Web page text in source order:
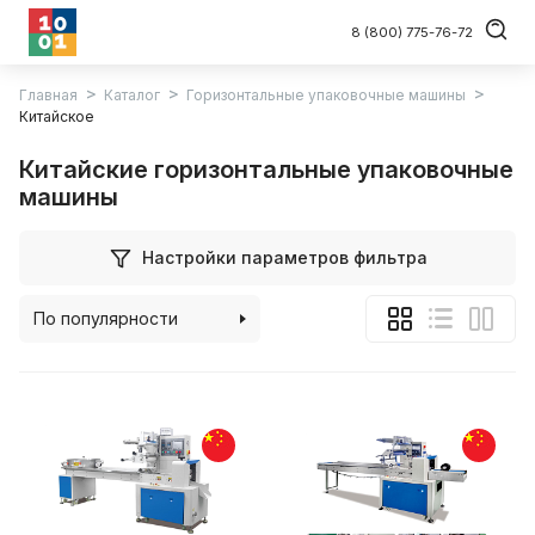
8 (800) 775-76-72
Главная Каталог
Горизонтальные упаковочные машины
Китайское
Китайские горизонтальные упаковочные
машины
Настройки параметров фильтра
По популярности
По цене (убыванию)